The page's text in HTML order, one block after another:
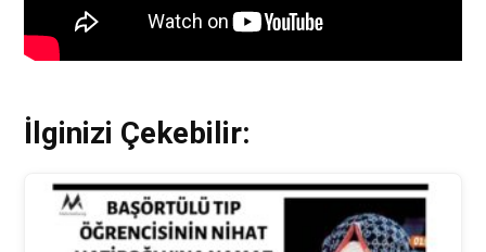
İlginizi Çekebilir: